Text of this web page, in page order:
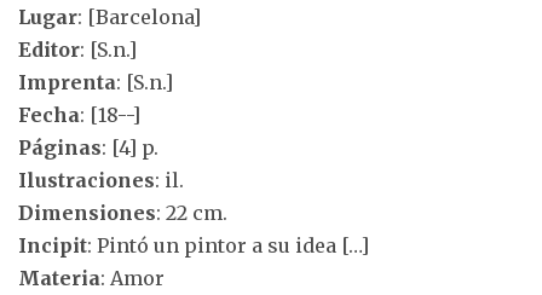
Lugar: [Barcelona]
Editor: [S.n.]
Imprenta: [S.n.]
Fecha: [18--]
Páginas: [4] p.
Ilustraciones: il.
Dimensiones: 22 cm.
Incipit: Pintó un pintor a su idea […]
Materia: Amor